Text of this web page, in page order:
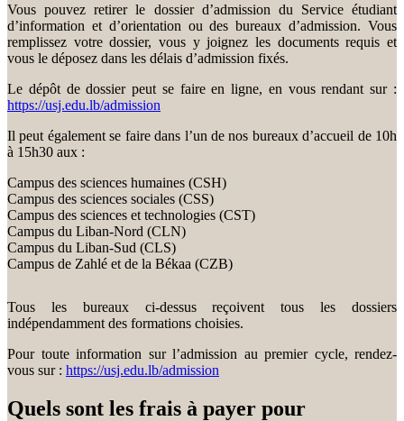
Vous pouvez retirer le dossier d’admission du Service étudiant
d’information et d’orientation ou des bureaux d’admission. Vous
remplissez votre dossier, vous y joignez les documents requis et
vous le déposez dans les délais d’admission fixés.
Le dépôt de dossier peut se faire en ligne, en vous rendant sur :
https://usj.edu.lb/admission
Il peut également se faire dans l’un de nos bureaux d’accueil de 10h
à 15h30 aux :
Campus des sciences humaines (CSH)
Campus des sciences sociales (CSS)
Campus des sciences et technologies (CST)
Campus du Liban-Nord (CLN)
Campus du Liban-Sud (CLS)
Campus de Zahlé et de la Békaa (CZB)
Tous les bureaux ci-dessus reçoivent tous les dossiers
indépendamment des formations choisies.
Pour toute information sur l’admission au premier cycle, rendez-
vous sur : https://usj.edu.lb/admission
Quels sont les frais à payer pour